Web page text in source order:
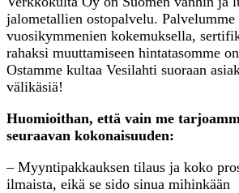
jalometallien ostopalvelu. Palvelumme
vuosikymmenien kokemuksella,
rahaksi muuttamiseen hintatasomme
Ostamme kultaa Vesilahti suoraan
välikäsiä!
Huomioithan, että vain me
seuraavan kokonaisuuden:
– Myyntipakkauksen tilaus ja koko
ilmaista, eikä se sido sinua mihinkään